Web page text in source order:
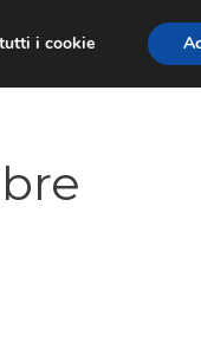
ECONOMIA EUROPEA
i cookie